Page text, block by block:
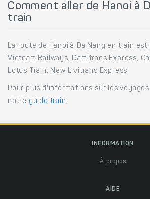
Comment aller de Hanoi à
train
La route de Hanoi à Da Nang en train
Vietnam Railways, Damitrans Express,
Lotus Train, New Livitrans Express.
Pour plus d'informations sur les
notre guide train .
INFORMATION
À propos
AIDE